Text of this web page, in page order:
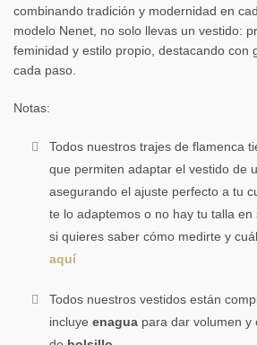
combinando tradición y modernidad en
modelo Nenet, no solo llevas un vestido:
feminidad y estilo propio, destacando con
cada paso.
Notas:
Todos nuestros trajes de flamenca
que permiten adaptar el vestido de
asegurando el ajuste perfecto a tu
te lo adaptemos o no hay tu talla en
si quieres saber cómo medirte y
aquí
Todos nuestros vestidos están
incluye enagua para dar volumen y